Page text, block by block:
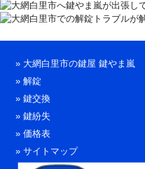
» 大網白里市の鍵屋 鍵やま嵐
»解錠
»鍵交換
»鍵紛失
»価格表
»サイトマップ